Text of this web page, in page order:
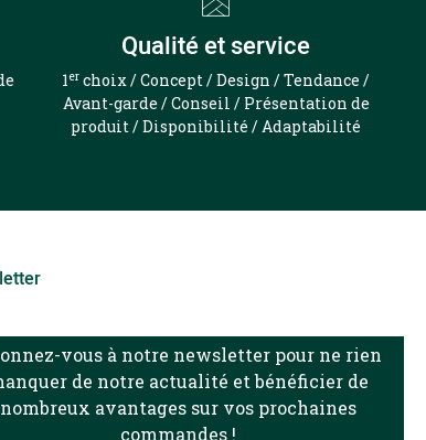
Qualité et service
1er choix / Concept / Design / Tendance /
Avant-garde / Conseil / Présentation de
produit / Disponibilité / Adaptabilité
vous à notre newsletter pour ne rien
de notre actualité et bénéficier de
nombreux avantages sur vos prochaines
commandes !